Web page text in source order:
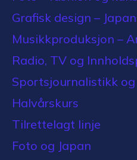
Grafisk design –
Musikkproduksjon –
Radio, TV og
Sportsjournalistikk
Halvårskurs
Tilrettelagt linje
Foto og Japan